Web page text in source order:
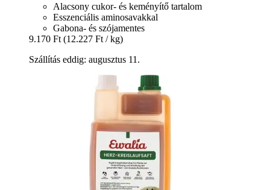
Alacsony cukor- és keményítő tartalom
Esszenciális aminosavakkal
Gabona- és szójamentes
9.170 Ft (12.227 Ft / kg)
Szállítás eddig: augusztus 11.